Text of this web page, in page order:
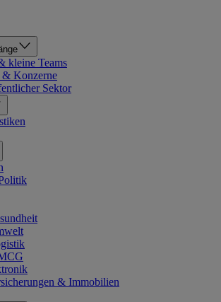
kleine Teams
& Konzerne
Sektor
& Immobilien